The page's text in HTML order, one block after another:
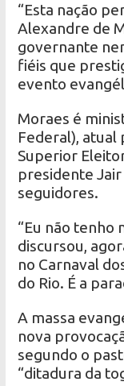
“Esta nação
Alexandre de
governante
fiéis que
evento
Moraes é
Federal), atual
Superior
presidente
seguidores.
“Eu não tenho
discursou,
no Carnaval
do Rio. É a
A massa
nova
segundo o
“ditadura da